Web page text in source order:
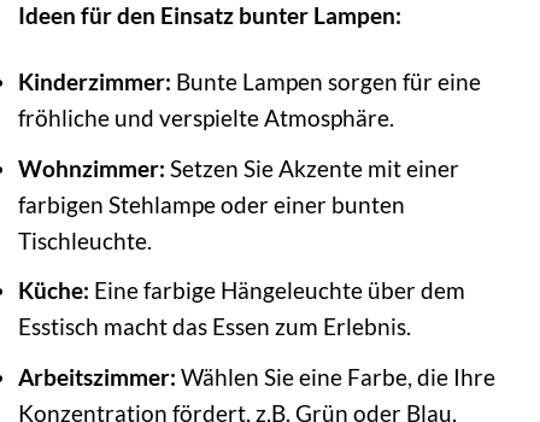
Ideen für den Einsatz bunter Lampen:
Kinderzimmer: Bunte Lampen sorgen für eine
fröhliche und verspielte Atmosphäre.
Wohnzimmer: Setzen Sie Akzente mit einer
farbigen Stehlampe oder einer bunten
Tischleuchte.
Küche: Eine farbige Hängeleuchte über dem
Esstisch macht das Essen zum Erlebnis.
Arbeitszimmer: Wählen Sie eine Farbe, die Ihre
Konzentration fördert, z.B. Grün oder Blau.